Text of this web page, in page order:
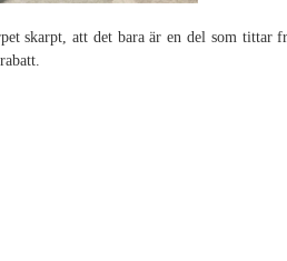
skarpt, att det bara är en del som tittar